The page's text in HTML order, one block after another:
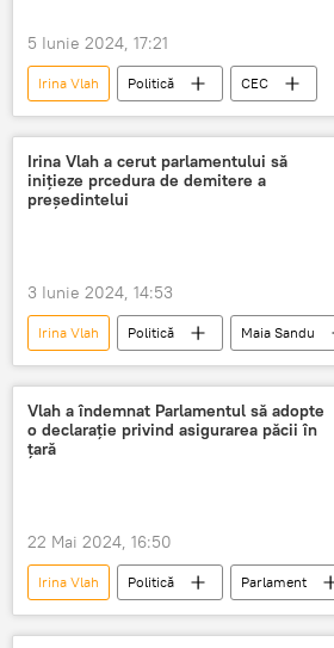
5 Iunie 2024, 17:21
Irina Vlah Politică CEC
Irina Vlah a cerut parlamentului să
inițieze prcedura de demitere a
președintelui
3 Iunie 2024, 14:53
Irina Vlah Politică Maia Sandu
Vlah a îndemnat Parlamentul să adopte
o declarație privind asigurarea păcii în
țară
22 Mai 2024, 16:50
Irina Vlah Politică Parlament